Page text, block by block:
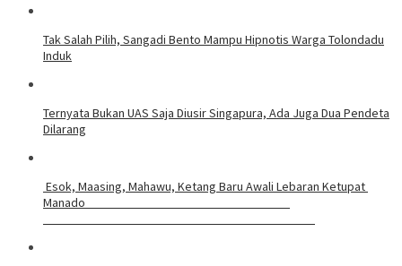
Tak Salah Pilih, Sangadi Bento Mampu Hipnotis Warga Tolondadu
Induk
Ternyata Bukan UAS Saja Diusir Singapura, Ada Juga Dua Pendeta
Dilarang
Esok, Maasing, Mahawu, Ketang Baru Awali Lebaran Ketupat
Manado